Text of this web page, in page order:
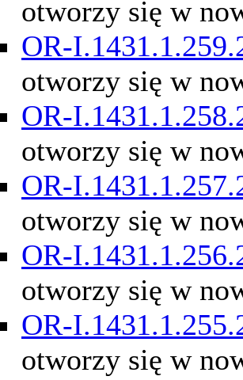
otworzy się w
OR-
otworzy się w
OR-
otworzy się w
OR-
otworzy się w
OR-
otworzy się w
OR-
otworzy się w